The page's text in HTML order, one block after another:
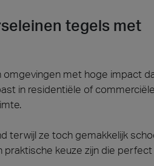
tegels met
met hoge impact
in residentiële of
terwijl ze toch gemakkelijk
keuze zijn die